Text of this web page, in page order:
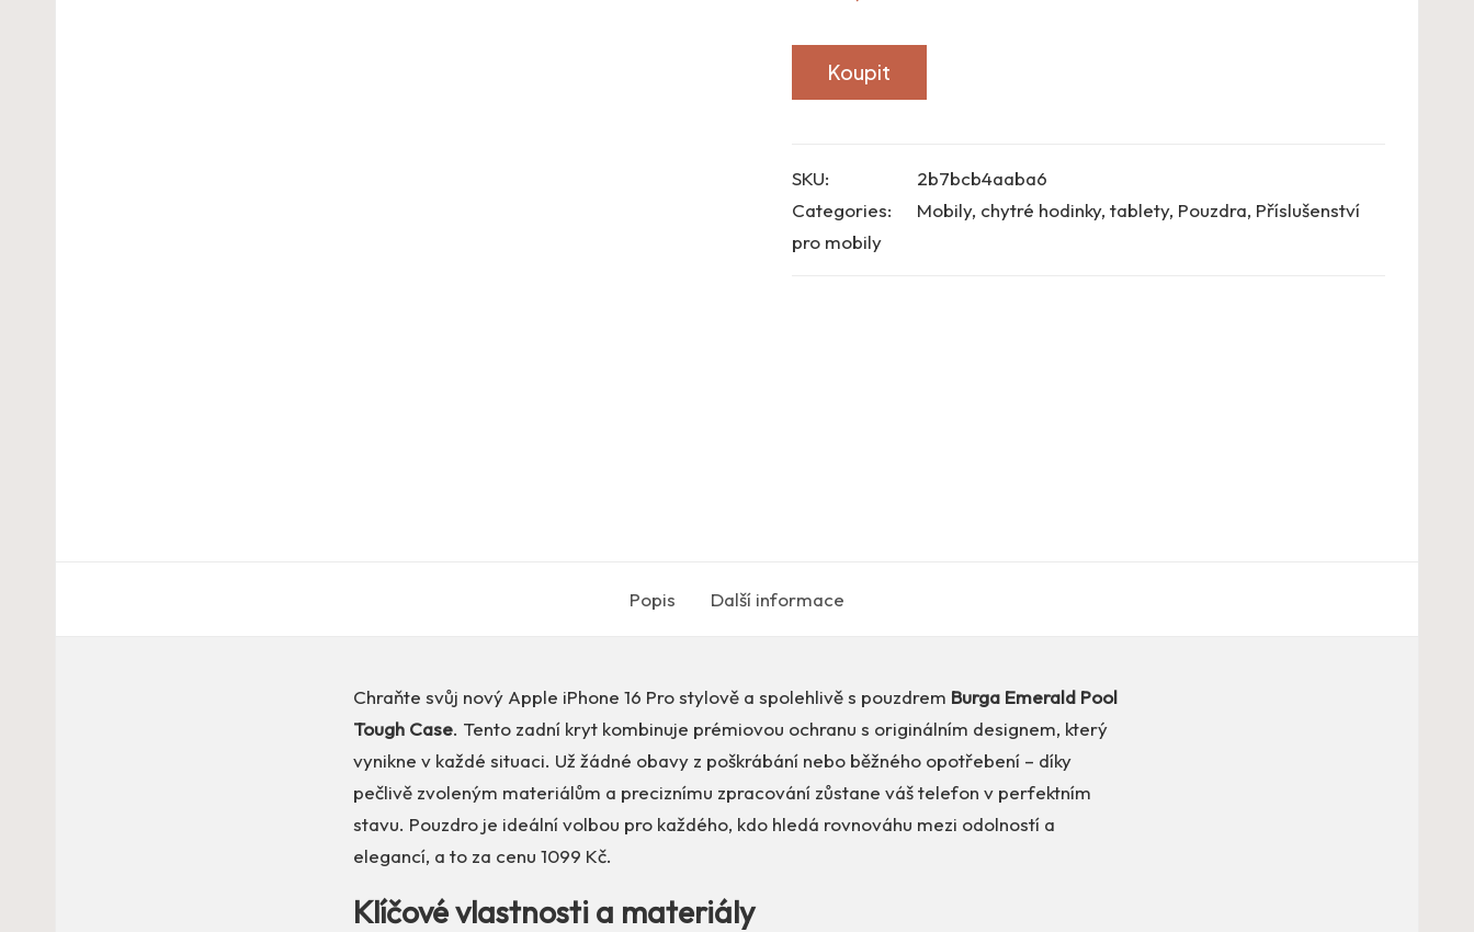
Koupit
SKU:
2b7bcb4aaba6
Categories:
Mobily, chytré hodinky, tablety, Pouzdra, Příslušenství
pro mobily
Popis Další informace
Chraňte svůj nový Apple iPhone 16 Pro stylově a spolehlivě s pouzdrem Burga Emerald Pool
Tough Case. Tento zadní kryt kombinuje prémiovou ochranu s originálním designem, který
vynikne v každé situaci. Už žádné obavy z poškrábání nebo běžného opotřebení – díky
pečlivě zvoleným materiálům a preciznímu zpracování zůstane váš telefon v perfektním
stavu. Pouzdro je ideální volbou pro každého, kdo hledá rovnováhu mezi odolností a
elegancí, a to za cenu 1099 Kč.
Klíčové vlastnosti a materiály